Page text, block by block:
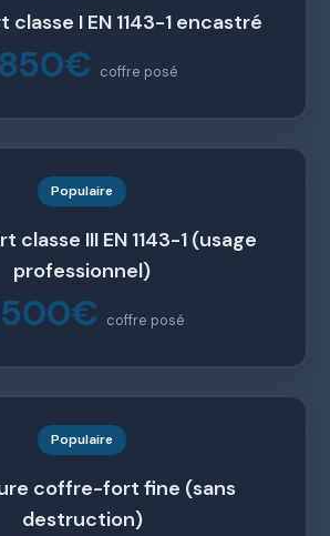
I EN 1143-1 encastré
coffre posé
Populaire
III EN 1143-1 (usage
professionnel)
coffre posé
Populaire
coffre-fort fine (sans
destruction)